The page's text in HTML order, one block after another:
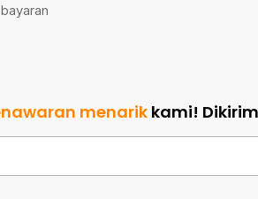
menarik kami!